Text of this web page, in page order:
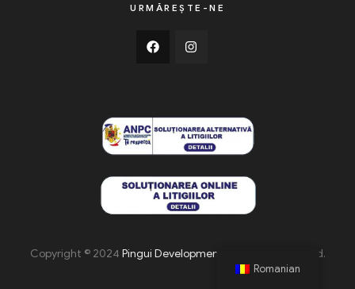
URMĂREȘTE-NE
Copyright © 2024 Pingui Development . All Rights Reserved.
Romanian